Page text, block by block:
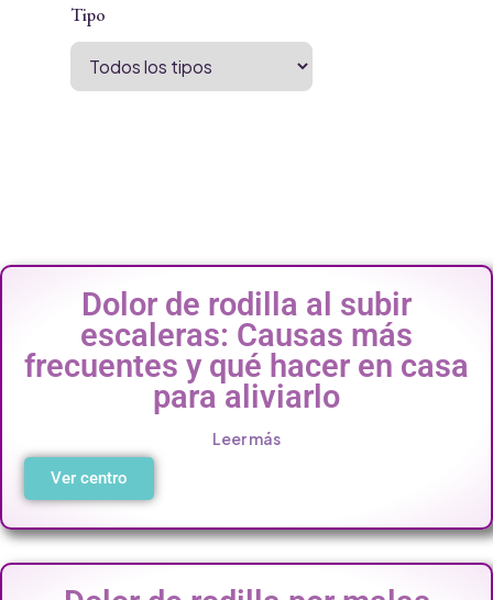
Tipo
Dolor de rodilla al subir
escaleras: Causas más
frecuentes y qué hacer en casa
para aliviarlo
Leer más
Ver centro